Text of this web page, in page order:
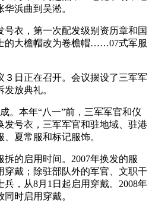
浜曲到吴淞。
衣，第一次配发级别资历章和国
的大檐帽改为卷檐帽……07式军服
日正在召开。会议摆设了三军军
放典礼。
本年“八一”前，三军军官和仪
发号衣，三军军官和驻地域、驻港
夏常服和标记服饰。
的启用时间。2007年换发的服
穿戴；除驻部队外的军官、文职干
，从8月1日起启用穿戴。2008年
时启用穿戴。